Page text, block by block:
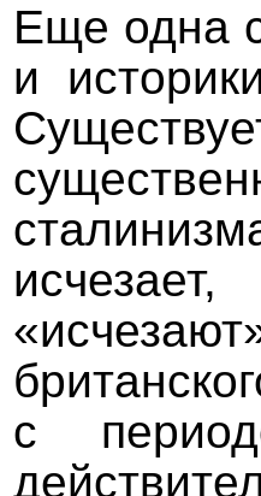
Еще одна
и
с